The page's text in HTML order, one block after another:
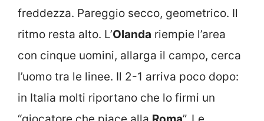
freddezza. Pareggio secco, geometrico. Il
ritmo resta alto. L’Olanda riempie l’area
con cinque uomini, allarga il campo, cerca
l’uomo tra le linee. Il 2-1 arriva poco dopo:
in Italia molti riportano che lo firmi un